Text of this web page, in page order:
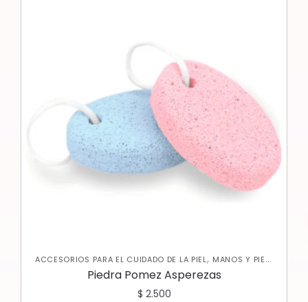
ACCESORIOS PARA EL CUIDADO DE LA PIEL, MANOS Y PIES,
NUEVA COLECCIÓN,SKIN CARE CORPORAL
Piedra Pomez Asperezas
$ 2.500